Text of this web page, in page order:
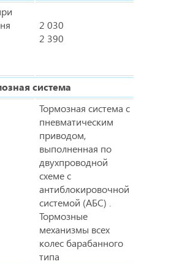
2 030
2 390
система
Тормозная система с
пневматическим
приводом,
выполненная по
двухпроводной
схеме с
антиблокировочной
системой (АБС) .
Тормозные
механизмы всех
колес барабанного
типа